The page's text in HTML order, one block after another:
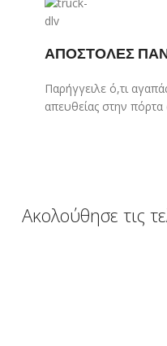
ΑΠΟΣΤΟΛΕΣ
Παρήγγειλε ό,τι
απευθείας στην
Ακολούθησε τις